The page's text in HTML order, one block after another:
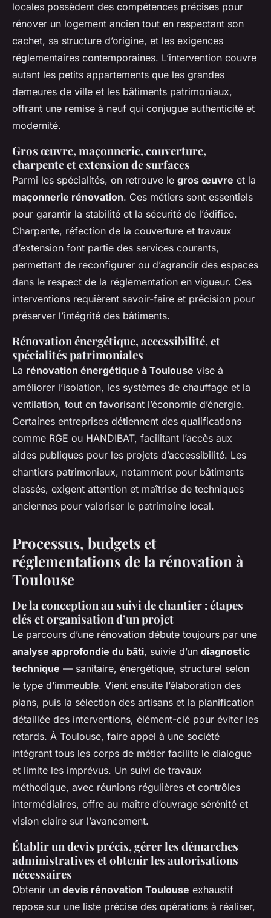
locales possèdent des compétences précises pour
rénover un logement ancien tout en respectant son
cachet, sa structure d’origine, et les exigences
réglementaires contemporaines. L’intervention couvre
autant les petits appartements que les grandes
demeures de ville et les bâtiments patrimoniaux,
offrant une remise à neuf qui conjugue authenticité et
modernité.
Gros œuvre, maçonnerie, couverture,
charpente et extension de surfaces
Parmi les spécialités, on retrouve le gros œuvre et la
maçonnerie rénovation. Ces métiers sont essentiels
pour garantir la stabilité et la sécurité de l’édifice.
Charpente, réfection de la couverture et travaux
d’extension font partie des services courants,
permettant de reconfigurer ou d’agrandir des espaces
dans le respect de la réglementation en vigueur. Ces
interventions requièrent savoir-faire et précision pour
préserver l’intégrité des bâtiments.
Rénovation énergétique, accessibilité, et
spécialités patrimoniales
La rénovation énergétique à Toulouse vise à
améliorer l’isolation, les systèmes de chauffage et la
ventilation, tout en favorisant l’économie d’énergie.
Certaines entreprises détiennent des qualifications
comme RGE ou HANDIBAT, facilitant l’accès aux
aides publiques pour les projets d’accessibilité. Les
chantiers patrimoniaux, notamment pour bâtiments
classés, exigent attention et maîtrise de techniques
anciennes pour valoriser le patrimoine local.
Processus, budgets et
réglementations de la rénovation à
Toulouse
De la conception au suivi de chantier : étapes
clés et organisation d’un projet
Le parcours d’une rénovation débute toujours par une
analyse approfondie du bâti, suivie d’un diagnostic
technique — sanitaire, énergétique, structurel selon
le type d’immeuble. Vient ensuite l’élaboration des
plans, puis la sélection des artisans et la planification
détaillée des interventions, élément-clé pour éviter les
retards. À Toulouse, faire appel à une société
intégrant tous les corps de métier facilite le dialogue
et limite les imprévus. Un suivi de travaux
méthodique, avec réunions régulières et contrôles
intermédiaires, offre au maître d’ouvrage sérénité et
vision claire sur l’avancement.
Établir un devis précis, gérer les démarches
administratives et obtenir les autorisations
nécessaires
Obtenir un devis rénovation Toulouse exhaustif
repose sur une liste précise des opérations à réaliser,